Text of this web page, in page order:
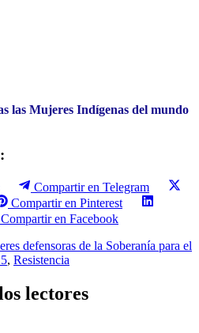
las Mujeres Indígenas del mundo
Compartir en Telegram
Compartir en Pinterest
Compartir en Facebook
defensoras de la Soberanía para el
, Resistencia
lectores